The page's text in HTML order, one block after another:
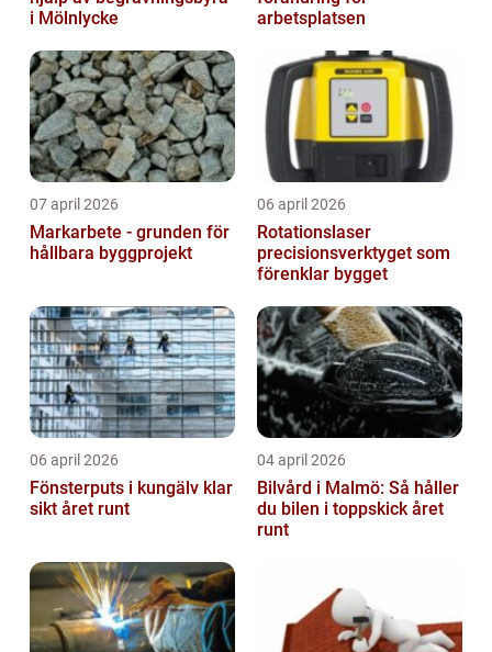
i Mölnlycke
arbetsplatsen
07 april 2026
Markarbete - grunden för
hållbara byggprojekt
06 april 2026
Rotationslaser
precisionsverktyget som
förenklar bygget
06 april 2026
Fönsterputs i kungälv klar
sikt året runt
04 april 2026
Bilvård i Malmö: Så håller
du bilen i toppskick året
runt